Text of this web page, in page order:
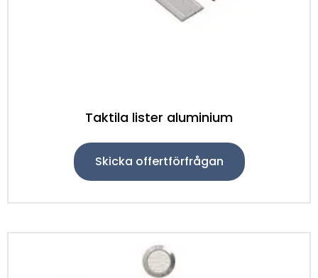
Taktila lister aluminium
Skicka offertförfrågan